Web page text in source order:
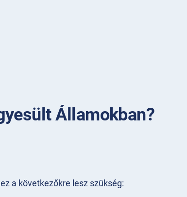
Államokban?
a következőkre lesz szükség: